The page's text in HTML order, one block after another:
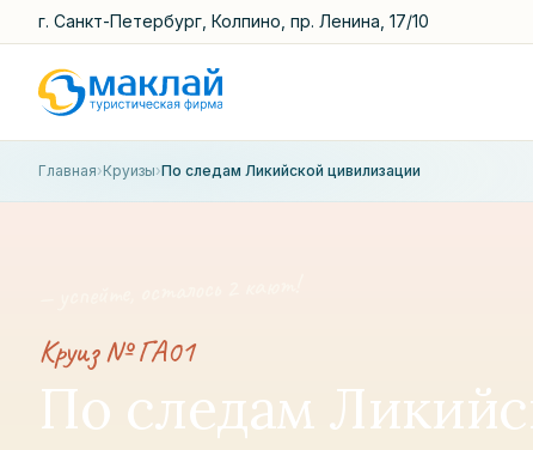
г. Санкт-Петербург, Колпино, пр. Ленина, 17/10
Главная›Круизы›По следам Ликийской цивилизации
Круиз №ГА01
По следам